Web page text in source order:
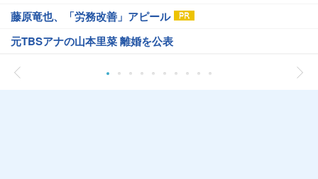
藤原竜也、「労務改善」アピール
元TBSアナの山本里菜 離婚を公表